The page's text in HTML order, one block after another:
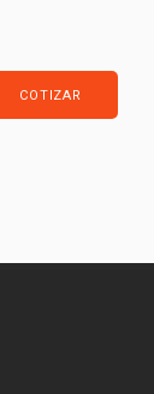
COTIZAR